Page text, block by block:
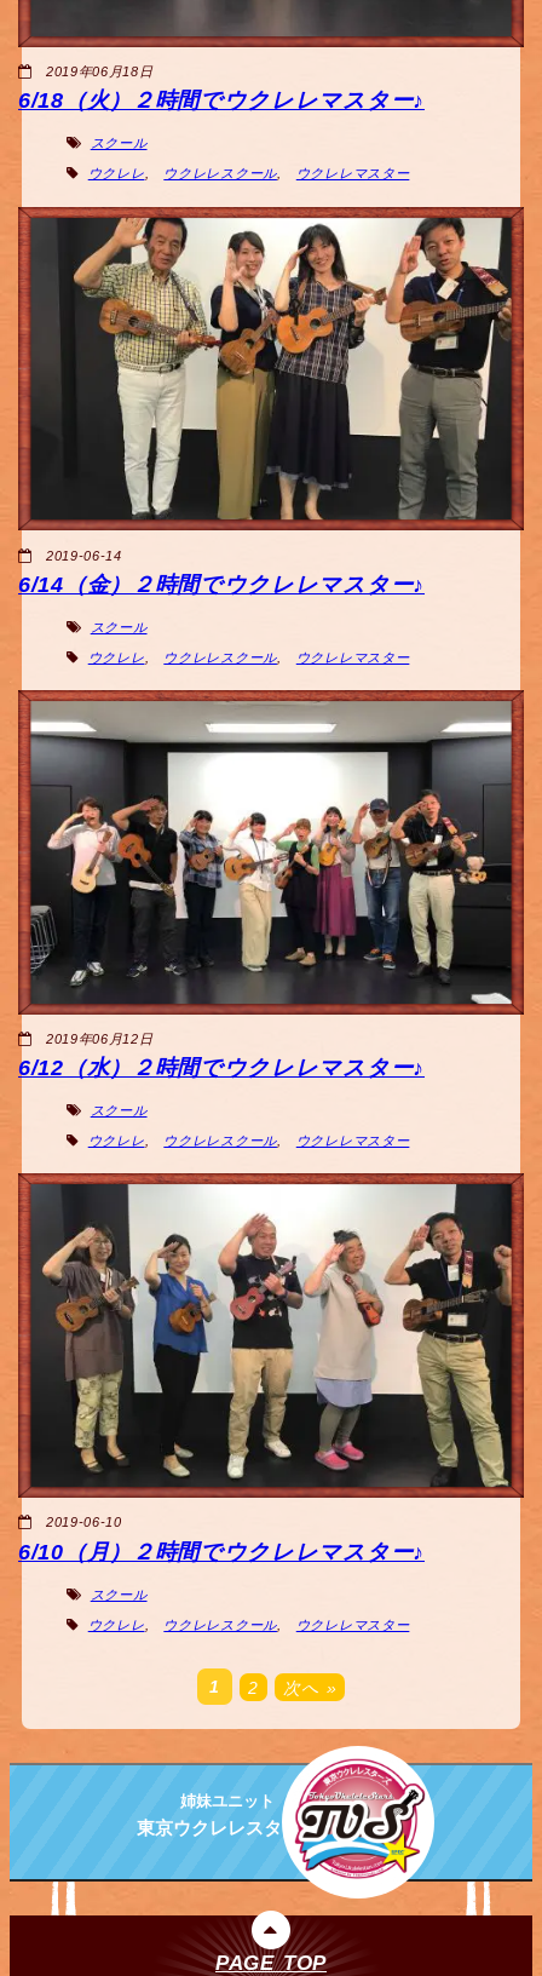
2019年06月18日
6/18（火）２時間でウクレレマスター♪
スクール
ウクレレ ウクレレスクール, ウクレレマスター
2019-06-14
6/14（金）２時間でウクレレマスター♪
スクール
ウクレレ ウクレレスクール, ウクレレマスター
2019年06月12日
6/12（水）２時間でウクレレマスター♪
スクール
ウクレレ ウクレレスクール, ウクレレマスター
2019-06-10
6/10（月）２時間でウクレレマスター♪
スクール
ウクレレ ウクレレスクール, ウクレレマスター
1 2 次へ »
姉妹ユニット
東京ウクレレスターズ
PAGE TOP